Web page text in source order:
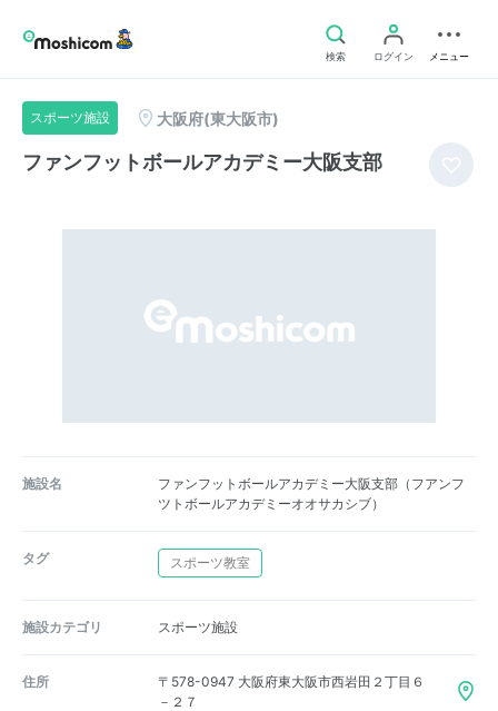
検索 ログイン メニュー
スポーツ施設 大阪府(東大阪市)
ファンフットボールアカデミー大阪支部
施設名
ファンフットボールアカデミー大阪支部（フアンフ
ツトボールアカデミーオオサカシブ）
タグ スポーツ教室
施設カテゴリ スポーツ施設
住所
〒578-0947 大阪府東大阪市西岩田２丁目６
－２７